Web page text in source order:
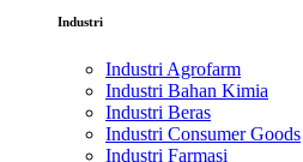
Industri
Industri Agrofarm
Industri Bahan Kimia
Industri Beras
Industri Consumer Goods
Industri Farmasi